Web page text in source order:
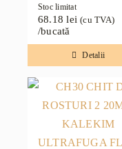
Stoc limitat
68.18lei (cu TVA)
/bucată
Detalii